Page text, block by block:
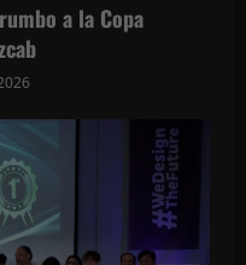
a la Copa